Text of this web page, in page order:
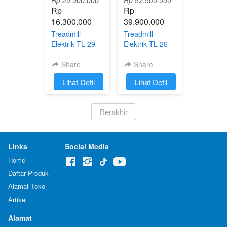
Rp
16.300.000
Treadmill
Elektrik TL 29
Share
`Lihat Detil
Rp
39.900.000
Treadmill
Elektrik TL 26
Share
`Lihat Detil
`Berakhir
Links
Home
Daftar Produk
Alamat Toko
Artikel
Social Media
Alamat